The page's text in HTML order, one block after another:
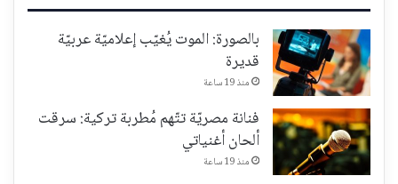
بالصورة: الموت يُغيّب إعلاميّة عربيّة
قديرة
منذ 19 ساعة
فنانة مصريّة تتّهم مُطربة تركية: سرقت
ألحان أغنياتي
منذ 19 ساعة